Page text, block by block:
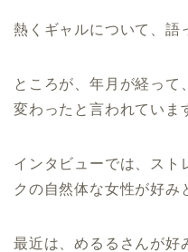
熱くギャルについて、語
ところが、年月が経って
変わったと言われていま
インタビューでは、スト
クの自然体な女性が好み
最近は、めるるさんが好